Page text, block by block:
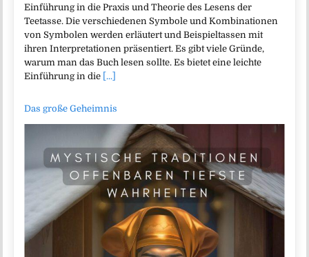
Einführung in die Praxis und Theorie des Lesens der
Teetasse. Die verschiedenen Symbole und Kombinationen
von Symbolen werden erläutert und Beispieltassen mit
ihren Interpretationen präsentiert. Es gibt viele Gründe,
warum man das Buch lesen sollte. Es bietet eine leichte
Einführung in die [...]
Das große Geheimnis